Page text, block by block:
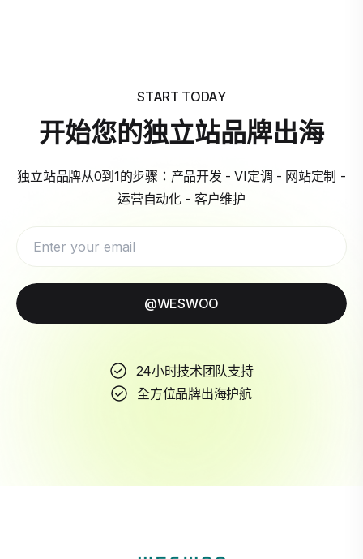
START TODAY
开始您的独立站品牌出海
独立站品牌从0到1的步骤：产品开发 - VI定调 - 网站定制 -
运营自动化 - 客户维护
@WESWOO
24小时技术团队支持
全方位品牌出海护航